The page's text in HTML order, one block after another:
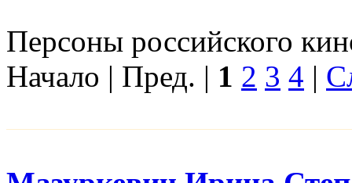
Персоны российского
Начало | Пред. | 1 2 3 4 |